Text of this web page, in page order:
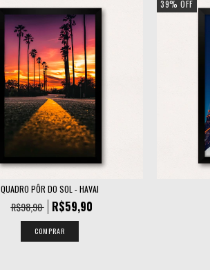
QUADRO PÔR DO SOL - HAVAI
R$98,90 R$59,90
COMPRAR
39% OFF